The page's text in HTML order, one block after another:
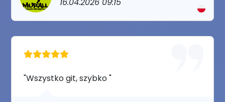
"Wszystko git, szybko "